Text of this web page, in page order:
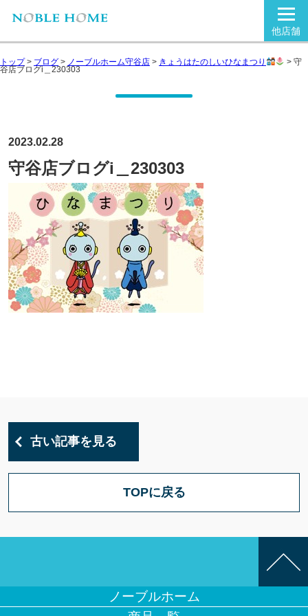
他店舗
トップ> ブログ > ノーブルホーム守谷店 > きょうはたのしいひなまつり >守
谷店ブログi＿230303
2023.02.28
守谷店ブログi＿230303
古い記事を見る
TOPに戻る
ノーブルホーム